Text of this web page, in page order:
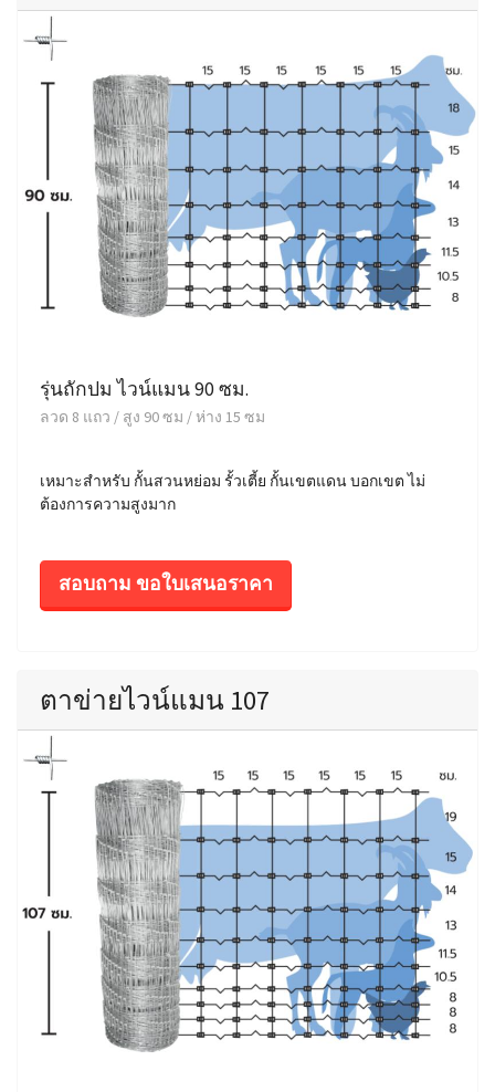
รุ่นถักปม ไวน์แมน 90 ซม.
ลวด 8 แถว / สูง 90 ซม / ห่าง 15 ซม
เหมาะสำหรับ กั้นสวนหย่อม รั้วเตี้ย กั้นเขตแดน บอกเขต ไม่
ต้องการความสูงมาก
สอบถาม ขอใบเสนอราคา
ตาข่ายไวน์แมน 107